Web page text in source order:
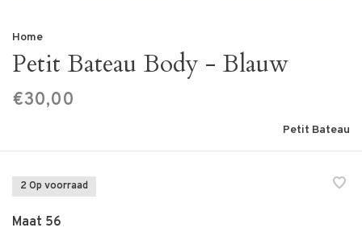
Home
Petit Bateau Body - Blauw
€30,00
Petit Bateau
2 Op voorraad
Maat 56